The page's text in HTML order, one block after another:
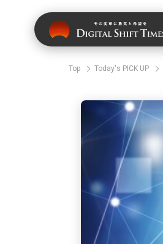
Top Today's PICK UP